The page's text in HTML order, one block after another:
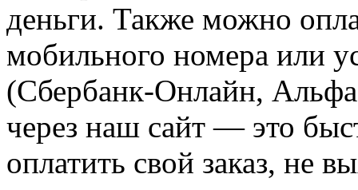
деньги. Также можно
мобильного номера или
(Сбербанк-Онлайн,
через наш сайт — это
оплатить свой заказ, не